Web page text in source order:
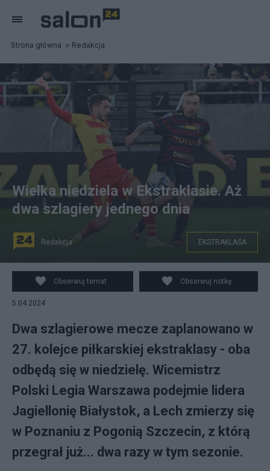
Strona główna Redakcja
Piłkarz Pogoni Szczecin Kamil Grosicki i Michal Sacek z
Jagiellonii BiałystokFot. PAP/Marcin Bielecki
Wielka niedziela w Ekstraklasie. Aż
dwa szlagiery jednego dnia
Redakcja EKSTRAKLASA
Obserwuj temat Obserwuj notkę
5.04.2024
Dwa szlagierowe mecze zaplanowano w
27. kolejce piłkarskiej ekstraklasy - oba
odbędą się w niedzielę. Wicemistrz
Polski Legia Warszawa podejmie lidera
Jagiellonię Białystok, a Lech zmierzy się
w Poznaniu z Pogonią Szczecin, z którą
przegrał już... dwa razy w tym sezonie.